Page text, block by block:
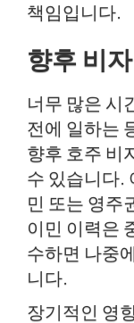
책임입니다.
향후 비
너무 많은 시
전에 일하는
향후 호주 비
수 있습니다.
민 또는 영주
이민 이력은
수하면 나중
니다.
장기적인 영